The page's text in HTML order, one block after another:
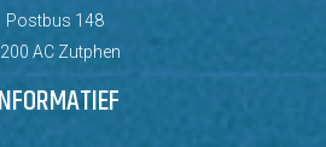
Postbus 148
AC Zutphen